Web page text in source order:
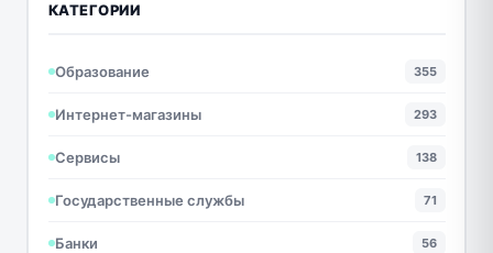
КАТЕГОРИИ
Образование 355
Интернет-магазины 293
Сервисы 138
Государственные службы 71
Банки 56